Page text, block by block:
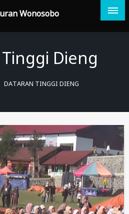
Wonosobo
Dieng
DATARAN TINGGI DIENG